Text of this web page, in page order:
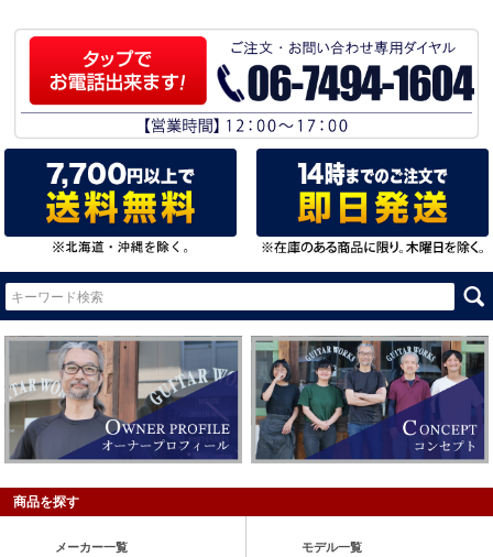
商品を探す
メーカー一覧 モデル一覧